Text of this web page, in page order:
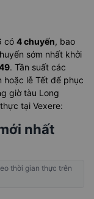
có 4 chuyến, bao
sớm nhất khởi
. Tần suất các
lễ Tết để phục
giờ tàu Long
tại Vexere:
nhất
thời gian thực trên